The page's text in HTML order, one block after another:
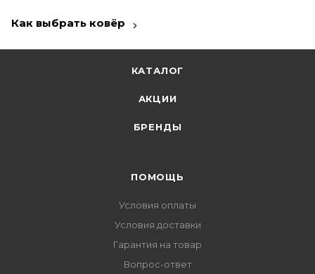
Как выбрать ковёр
КАТАЛОГ
АКЦИИ
БРЕНДЫ
ПОМОЩЬ
Условия оплаты
Условия доставки
Гарантия на товар
Вопрос-ответ